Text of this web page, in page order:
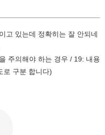
고 있는데 정확히는 잘 안되네
주의해야 하는 경우 / 19: 내용
로 구분 합니다)